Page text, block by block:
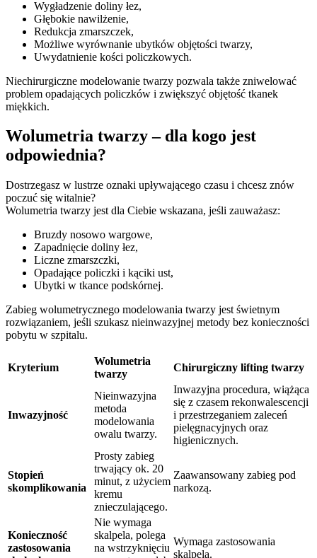
Wygładzenie doliny łez,
Głębokie nawilżenie,
Redukcja zmarszczek,
Możliwe wyrównanie ubytków objętości twarzy,
Uwydatnienie kości policzkowych.
Niechirurgiczne modelowanie twarzy pozwala także zniwelować
problem opadających policzków i zwiększyć objętość tkanek
miękkich.
Wolumetria twarzy – dla kogo jest
odpowiednia?
Dostrzegasz w lustrze oznaki upływającego czasu i chcesz znów
poczuć się witalnie?
Wolumetria twarzy jest dla Ciebie wskazana, jeśli zauważasz:
Bruzdy nosowo wargowe,
Zapadnięcie doliny łez,
Liczne zmarszczki,
Opadające policzki i kąciki ust,
Ubytki w tkance podskórnej.
Zabieg wolumetrycznego modelowania twarzy jest świetnym
rozwiązaniem, jeśli szukasz nieinwazyjnej metody bez konieczności
pobytu w szpitalu.
Kryterium
Wolumetria
twarzy
Chirurgiczny lifting twarzy
Inwazyjność
Nieinwazyjna
metoda
modelowania
owalu twarzy.
Inwazyjna procedura, wiążąca
się z czasem rekonwalescencji
i przestrzeganiem zaleceń
pielęgnacyjnych oraz
higienicznych.
Stopień
skomplikowania
Prosty zabieg
trwający ok. 20
minut, z użyciem
kremu
znieczulającego.
Zaawansowany zabieg pod
narkozą.
Konieczność
zastosowania
Nie wymaga
skalpela, polega
na wstrzyknięciu
Wymaga zastosowania
skalpela.